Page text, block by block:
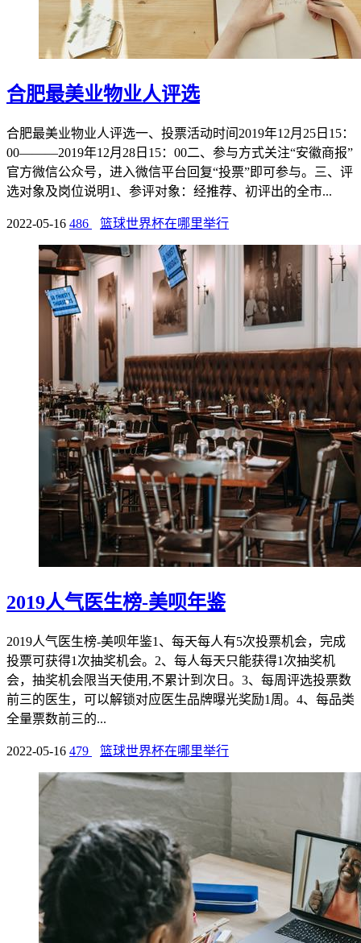
合肥最美业物业人评选
合肥最美业物业人评选一、投票活动时间2019年12月25日15：
00———2019年12月28日15：00二、参与方式关注“安徽商报”
官方微信公众号，进入微信平台回复“投票”即可参与。三、评
选对象及岗位说明1、参评对象：经推荐、初评出的全市...
2022-05-16 486 篮球世界杯在哪里举行
2019人气医生榜-美呗年鉴
2019人气医生榜-美呗年鉴1、每天每人有5次投票机会，完成
投票可获得1次抽奖机会。2、每人每天只能获得1次抽奖机
会，抽奖机会限当天使用,不累计到次日。3、每周评选投票数
前三的医生，可以解锁对应医生品牌曝光奖励1周。4、每品类
全量票数前三的...
2022-05-16 479 篮球世界杯在哪里举行